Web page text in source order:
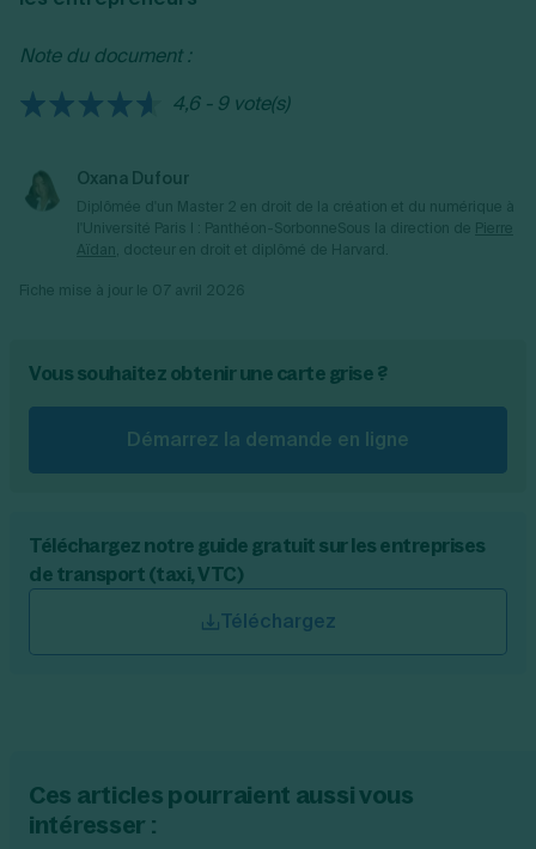
Note du document :
4,6 - 9 vote(s)
Oxana Dufour
Vous souhaitez obtenir une carte grise ?
Démarrez la demande en ligne
Téléchargez notre guide gratuit sur les entreprises
de transport (taxi, VTC)
Téléchargez
Ces articles pourraient aussi vous
intéresser :